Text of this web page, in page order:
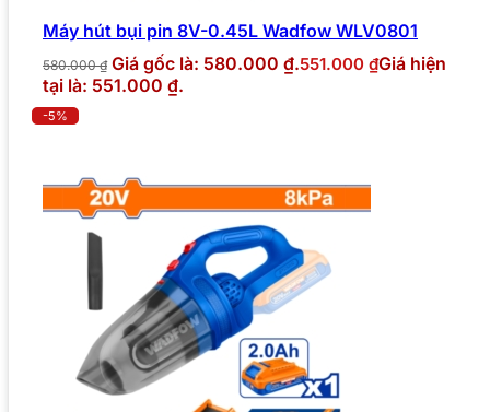
Máy hút bụi pin 8V-0.45L Wadfow WLV0801
580.000₫ Giá gốc là: 580.000 ₫.551.000 ₫Giá hiện
tại là: 551.000 ₫.
-5%